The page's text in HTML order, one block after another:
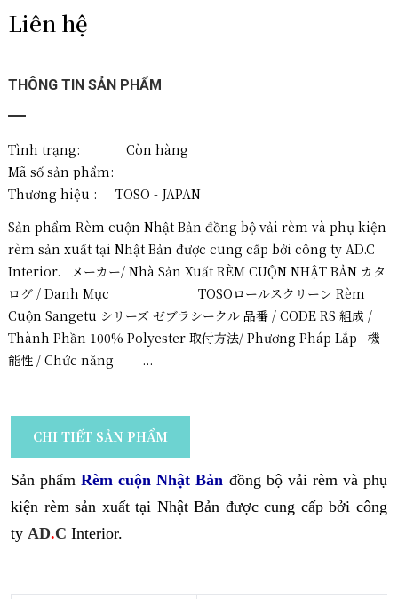
Liên hệ
THÔNG TIN SẢN PHẨM
Tình trạng: Còn hàng
Mã số sản phẩm:
Thương hiệu :
TOSO - JAPAN
Sản phẩm Rèm cuộn Nhật Bản đồng bộ vải rèm và phụ kiện
rèm sản xuất tại Nhật Bản được cung cấp bởi công ty AD.C
Interior. メーカー/ Nhà Sản Xuất RÈM CUỘN NHẬT BẢN カタ
ログ / Danh Mục TOSOロールスクリーン Rèm
Cuộn Sangetu シリーズ ゼブラシークル 品番 / CODE RS 組成 /
Thành Phần 100% Polyester 取付方法/ Phương Pháp Lắp 機
能性 / Chức năng ...
CHI TIẾT SẢN PHẨM
Sản phẩmRèm cuộn Nhật Bản đồng bộ vải rèm và phụ
kiện rèm sản xuất tại Nhật Bản được cung cấp bởi công
ty AD.C Interior.